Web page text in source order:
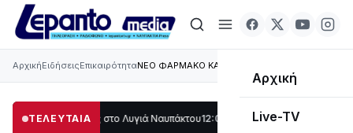
Αρχική
Live-TV
ΑρχικήΕιδήσειςΕπικαιρότηταΝΕΟ ΦΑΡΜΑΚΟ ΚΑΤΑ ΤΗΣ ΠΑΧΥΣΑΡΚΙΑΣ
ΤΕΛΕΥΤΑΙΑ
μέρος στο Λυγιά Ναυπάκτου12:08 Σε τροχιά υλοποίησης η